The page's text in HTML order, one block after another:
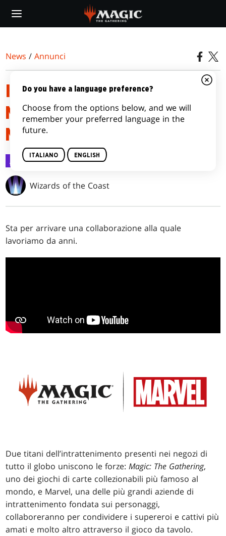
main
News /Annunci
INIZIA LA COLLABORAZIONE
MAGIC: THE GATHERING |
MARVEL
Annunci 23 ott 2023
Wizards of the Coast
Sta per arrivare una collaborazione alla quale
lavoriamo da anni.
Due titani dell’intrattenimento presenti nei negozi di
tutto il globo uniscono le forze:Magic: The Gathering,
uno dei giochi di carte collezionabili più famoso al
mondo, e Marvel, una delle più grandi aziende di
intrattenimento fondata sui personaggi,
collaboreranno per condividere i supereroi e cattivi più
amati e molto altro attraverso il gioco da tavolo.
Do you have a language preference?
Choose from the options below, and we will
remember your preferred language in the
future.
ITALIANO ENGLISH